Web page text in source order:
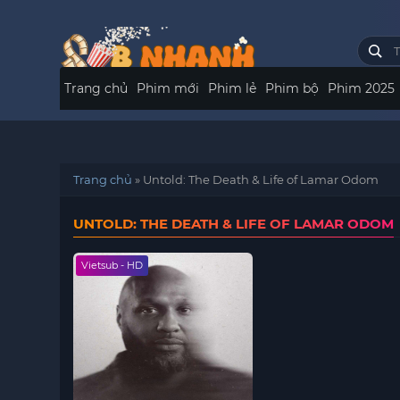
Trang chủ Phim mới Phim lẻ Phim bộ Phim 2025
Trang chủ » Untold: The Death & Life of Lamar Odom
UNTOLD: THE DEATH & LIFE OF LAMAR ODOM
Vietsub - HD